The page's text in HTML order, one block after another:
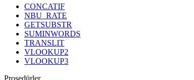
CONCATIF
NBU_RATE
GETSUBSTR
SUMINWORDS
TRANSLIT
VLOOKUP2
VLOOKUP3
Prosedürler